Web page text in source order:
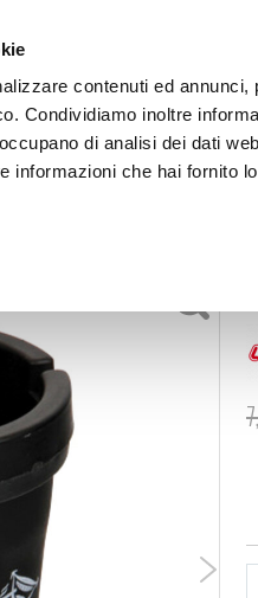
contenuti ed
Condividiamo inoltre
di analisi dei dati
informazioni che hai fornito